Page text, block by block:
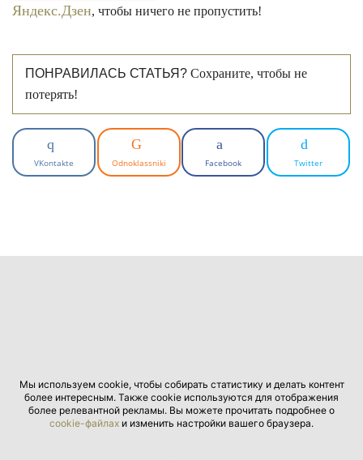
Яндекс.Дзен, чтобы ничего не пропустить!
ПОНРАВИЛАСЬ СТАТЬЯ? Сохраните, чтобы не
потерять!
VKontakte Odnoklassniki Facebook Twitter
Мы используем cookie, чтобы собирать статистику и делать контент
более интересным. Также cookie используются для отображения
более релевантной рекламы. Вы можете прочитать подробнее о
cookie-файлах и изменить настройки вашего браузера.